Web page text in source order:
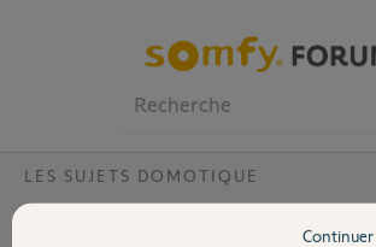
Volet
LES SUJETS DOMOTIQUE
Scenario confort thermique